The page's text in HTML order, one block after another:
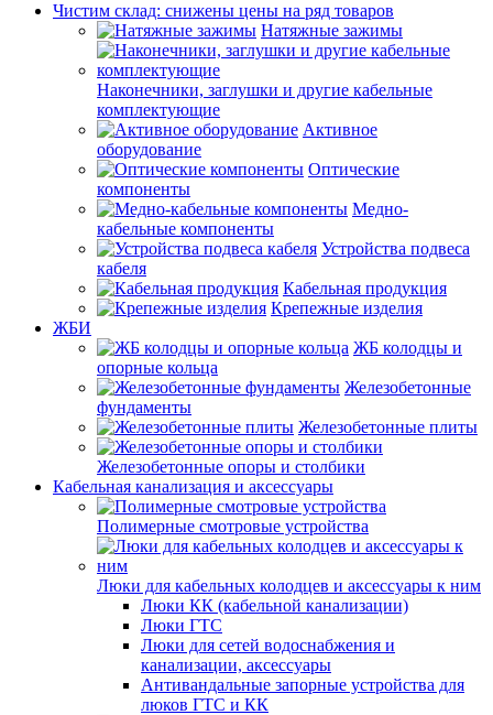
Чистим склад: снижены цены на ряд товаров
Натяжные зажимы
Наконечники, заглушки и другие кабельные
комплектующие
Активное
оборудование
Оптические
компоненты
Медно-
кабельные компоненты
Устройства подвеса
кабеля
Кабельная продукция
Крепежные изделия
ЖБИ
ЖБ колодцы и
опорные кольца
Железобетонные
фундаменты
Железобетонные плиты
Железобетонные опоры и столбики
Кабельная канализация и аксессуары
Полимерные смотровые устройства
Люки для кабельных колодцев и аксессуары к ним
Люки КК (кабельной канализации)
Люки ГТС
Люки для сетей водоснабжения и
канализации, аксессуары
Антивандальные запорные устройства для
люков ГТС и КК